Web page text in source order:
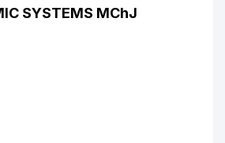
SYSTEMS MChJ